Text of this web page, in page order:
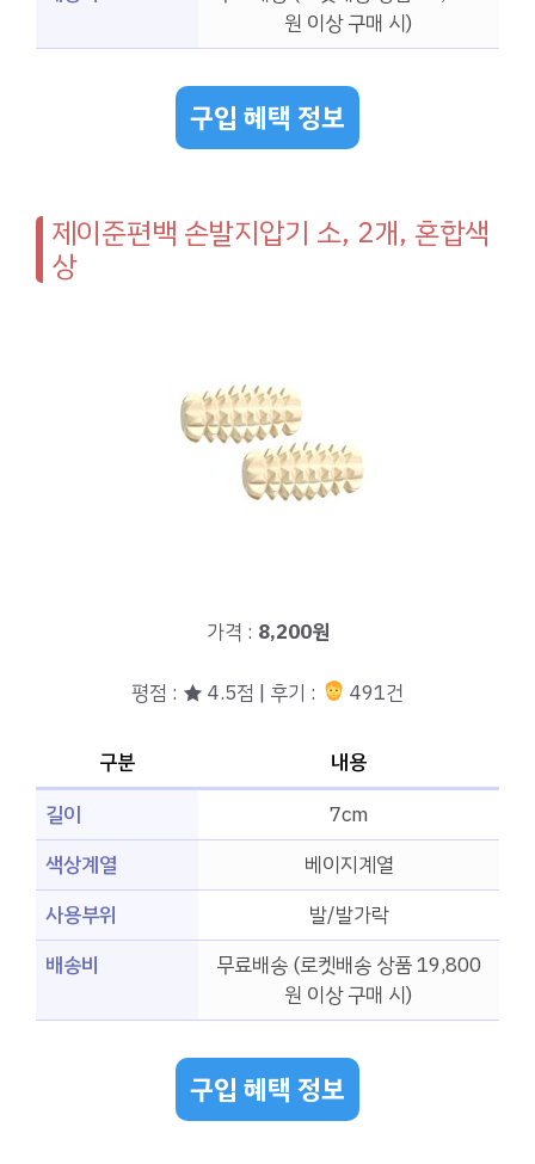
원 이상 구매 시)
구입 혜택 정보
제이준편백 손발지압기 소, 2개, 혼합색
상
가격 : 8,200원
평점 : ★ 4.5점 | 후기 : 491건
구분
내용
길이
7cm
색상계열
베이지계열
사용부위
발/발가락
배송비
무료배송 (로켓배송 상품 19,800
원 이상 구매 시)
구입 혜택 정보